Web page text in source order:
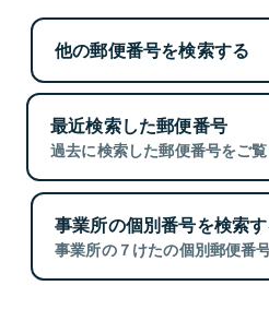
他の郵便番号を検索する
最近検索した郵便番号
過去に検索した郵便番号をご覧
事業所の個別番号を検索
事業所の７けたの個別郵便番